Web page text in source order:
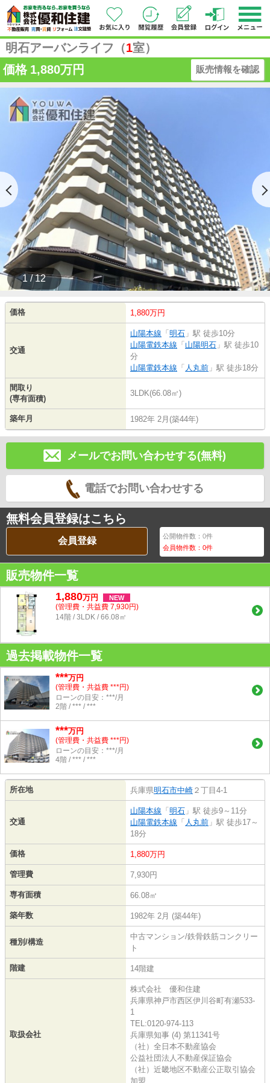
明石アーバンライフ（1室）
価格 1,880万円 販売情報を確認
1 / 12
価格 1,880万円
交通
山陽本線 「 明石 」駅 徒歩10分
山陽電鉄本線 「 山陽明石 」駅 徒歩10
分
山陽電鉄本線 「 人丸前 」駅 徒歩18分
間取り
(専有面積)
3LDK(66.08㎡)
築年月 1982年 2月(築44年)
メールでお問い合わせする(無料)
電話でお問い合わせする
無料会員登録はこちら
会員登録 公開物件数：0件
会員物件数：0件
販売物件一覧
1,880万円 NEW
(管理費・共益費 7,930円)
14階 / 3LDK / 66.08㎡
過去掲載物件一覧
***万円
(管理費・共益費 ***円)
ローンの目安：***/月
2階 / *** / ***
***万円
(管理費・共益費 ***円)
ローンの目安：***/月
4階 / *** / ***
所在地 兵庫県明石市中崎 ２丁目4-1
交通
山陽本線 「 明石 」駅 徒歩9～11分
山陽電鉄本線 「 人丸前 」駅 徒歩17～
18分
価格 1,880万円
管理費 7,930円
専有面積 66.08㎡
築年数 1982年 2月 (築44年)
種別/構造
中古マンション/鉄骨鉄筋コンクリー
ト
階建 14階建
取扱会社
株式会社 優和住建
兵庫県神戸市西区伊川谷町有瀬533-
1
TEL:0120-974-113
兵庫県知事 (4) 第11341号
（社）全日本不動産協会
公益社団法人不動産保証協会
（社）近畿地区不動産公正取引協会
加盟